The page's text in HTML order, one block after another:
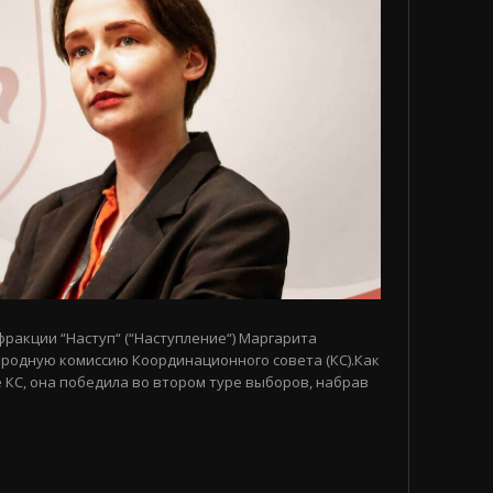
“Наступ“ (“Наступление“) Маргарита
комиссию Координационного совета (КС).Как
КС, она победила во втором туре выборов, набрав